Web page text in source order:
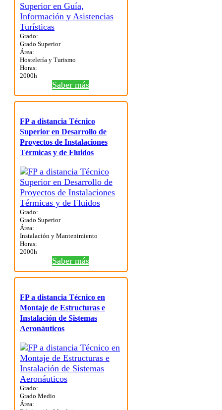
Grado:
Grado Superior
Área:
Hostelería y Turismo
Horas:
2000h
Saber más
FP a distancia Técnico
Superior en Desarrollo de
Proyectos de Instalaciones
Térmicas y de Fluidos
Grado:
Grado Superior
Área:
Instalación y Mantenimiento
Horas:
2000h
Saber más
FP a distancia Técnico en
Montaje de Estructuras e
Instalación de Sistemas
Aeronáuticos
Grado:
Grado Medio
Área: